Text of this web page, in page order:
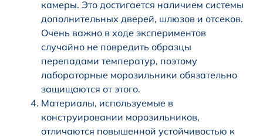
камеры. Это достигается наличием системы
дополнительных дверей, шлюзов и отсеков.
Очень важно в ходе экспериментов
случайно не повредить образцы
перепадами температур, поэтому
лабораторные морозильники обязательно
защищаются от этого.
Материалы, используемые в
конструировании морозильников,
отличаются повышенной устойчивостью к